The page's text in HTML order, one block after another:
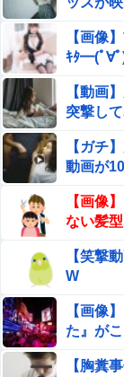
【画像
ｷﾀ━(ﾟ∀
【動画
突撃し
【ガチ
動画が
【画像
ない髪
【笑撃
W
【画像
た』が
【胸糞